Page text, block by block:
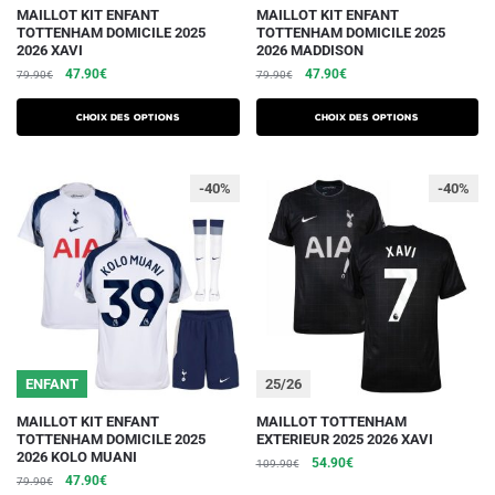
MAILLOT KIT ENFANT
TOTTENHAM DOMICILE 2025
2026 XAVI
79.90€
Le
initial
était :
47.90€Le
actuel
est :
Choix des options
Ce
produit
a
plusieurs
variations.
peuvent
être
choisies
page
produit
MAILLOT KIT ENFANT
TOTTENHAM DOMICILE 2025
2026 MADDISON
79.90€
Le
initial
était :
47.90€Le
actuel
est :
Choix des options
Ce
produit
a
plusieurs
variations.
peuvent
être
choisies
produit
ENFANT
-40%
MAILLOT KIT ENFANT
TOTTENHAM DOMICILE 2025
2026 KOLO MUANI
79.90€
Le
47.90€Le
Ce
produit
a
25/26
-40%
MAILLOT TOTTENHAM
EXTERIEUR 2025 2026 XAVI
109.90€
Le
54.90€Le
Ce
produit
a